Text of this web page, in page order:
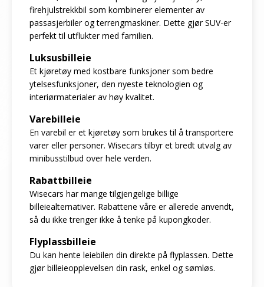
firehjulstrekkbil som kombinerer elementer av
passasjerbiler og terrengmaskiner. Dette gjør SUV-er
perfekt til utflukter med familien.
Luksusbilleie
Et kjøretøy med kostbare funksjoner som bedre
ytelsesfunksjoner, den nyeste teknologien og
interiørmaterialer av høy kvalitet.
Varebilleie
En varebil er et kjøretøy som brukes til å transportere
varer eller personer. Wisecars tilbyr et bredt utvalg av
minibusstilbud over hele verden.
Rabattbilleie
Wisecars har mange tilgjengelige billige
billeiealternativer. Rabattene våre er allerede anvendt,
så du ikke trenger ikke å tenke på kupongkoder.
Flyplassbilleie
Du kan hente leiebilen din direkte på flyplassen. Dette
gjør billeieopplevelsen din rask, enkel og sømløs.